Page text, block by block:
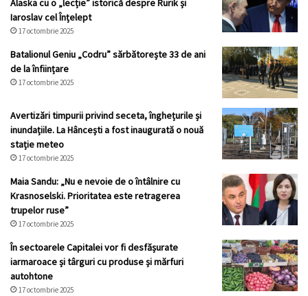
Alaska cu o „lecție” istorică despre Rurik și
Iaroslav cel Înțelept
17 octombrie 2025
Batalionul Geniu „Codru” sărbătorește 33 de ani
de la înființare
17 octombrie 2025
Avertizări timpurii privind seceta, înghețurile și
inundațiile. La Hâncești a fost inaugurată o nouă
stație meteo
17 octombrie 2025
Maia Sandu: „Nu e nevoie de o întâlnire cu
Krasnoselski. Prioritatea este retragerea
trupelor ruse”
17 octombrie 2025
În sectoarele Capitalei vor fi desfășurate
iarmaroace și târguri cu produse și mărfuri
autohtone
17 octombrie 2025